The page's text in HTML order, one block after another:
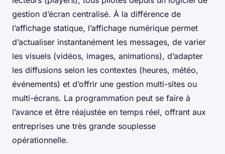
gestion d’écran centralisé. À la différence de
l’affichage statique, l’affichage numérique permet
d’actualiser instantanément les messages, de varier
les visuels (vidéos, images, animations), d’adapter
les diffusions selon les contextes (heures, météo,
événements) et d’offrir une gestion multi-sites ou
multi-écrans. La programmation peut se faire à
l’avance et être réajustée en temps réel, offrant aux
entreprises une très grande souplesse
opérationnelle.